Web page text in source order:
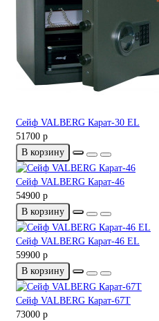
Сейф VALBERG Карат-30 EL
51700 р
В корзину
Сейф VALBERG Карат-46
54900 р
В корзину
Сейф VALBERG Карат-46 EL
59900 р
В корзину
Сейф VALBERG Карат-67T
73000 р